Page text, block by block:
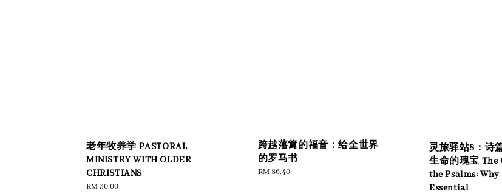
老年牧养学 PASTORAL
MINISTRY WITH OLDER
CHRISTIANS
Regular
RM 30.00
跨越藩篱的福音：给全世界
的罗马书
Regular
RM 86.40
灵旅驿站8：诗
生命的瑰宝 The
the Psalms:
Essential